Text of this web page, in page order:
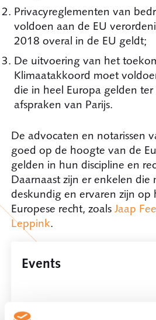
Privacyreglementen van
voldoen aan de EU
2018 overal in de EU geldt;
De uitvoering van het
Klimaatakkoord moet
die in heel Europa gelden
afspraken van Parijs.
De advocaten en notarissen
goed op de hoogte van de
gelden in hun discipline en
Daarnaast zijn er enkelen die
deskundig en ervaren zijn
Europese recht, zoals Jaap
Leppink.
Events